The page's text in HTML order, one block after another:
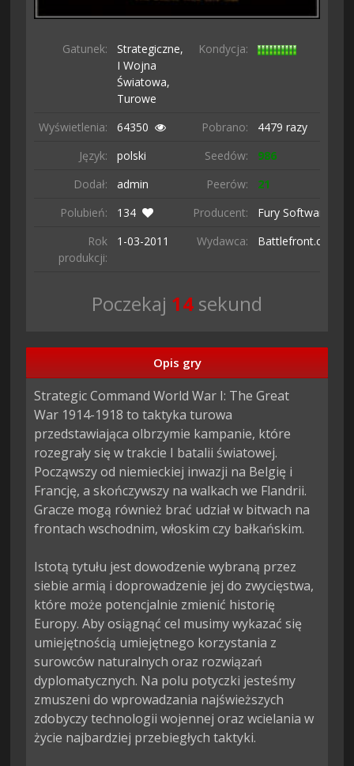
Gatunek:
Strategiczne,
I Wojna
Światowa,
Turowe
Kondycja:
Wyświetlenia: 64350 Pobrano:
4479 razy
Język:
polski Seedów:
986
Dodał:
admin Peerów:
21
Polubień:
134 Producent:
Fury Software
Rok
produkcji:
1-03-2011 Wydawca: Battlefront.com
Poczekaj 13 sekund
Opis gry
Strategic Command World War I: The Great
War 1914-1918 to taktyka turowa
przedstawiająca olbrzymie kampanie, które
rozegrały się w trakcie I batalii światowej.
Począwszy od niemieckiej inwazji na Belgię i
Francję, a skończywszy na walkach we Flandrii.
Gracze mogą również brać udział w bitwach na
frontach wschodnim, włoskim czy bałkańskim.
Istotą tytułu jest dowodzenie wybraną przez
siebie armią i doprowadzenie jej do zwycięstwa,
które może potencjalnie zmienić historię
Europy. Aby osiągnąć cel musimy wykazać się
umiejętnością umiejętnego korzystania z
surowców naturalnych oraz rozwiązań
dyplomatycznych. Na polu potyczki jesteśmy
zmuszeni do wprowadzania najświeższych
zdobyczy technologii wojennej oraz wcielania w
życie najbardziej przebiegłych taktyki.